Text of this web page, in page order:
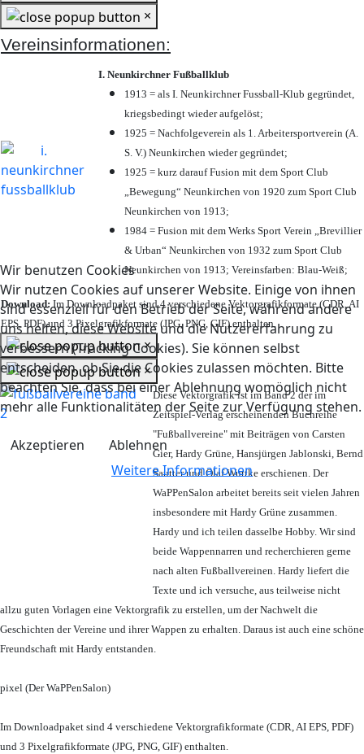
Wir benutzen Cookies
Wir nutzen Cookies auf unserer Website. Einige von ihnen
sind essenziell für den Betrieb der Seite, während andere
uns helfen, diese Website und die Nutzererfahrung zu
verbessern (Tracking Cookies). Sie können selbst
entscheiden, ob Sie die Cookies zulassen möchten. Bitte
beachten Sie, dass bei einer Ablehnung womöglich nicht
mehr alle Funktionalitäten der Seite zur Verfügung stehen.
Akzeptieren
Ablehnen
Weitere Informationen
×
Vereinsinformationen:
I. Neunkirchner Fußballklub
1913 = als I. Neunkirchner Fussball-Klub gegründet,
kriegsbedingt wieder aufgelöst;
1925 = Nachfolgeverein als 1. Arbeitersportverein (A.
S. V.) Neunkirchen wieder gegründet;
1925 = kurz darauf Fusion mit dem Sport Club
„Bewegung“ Neunkirchen von 1920 zum Sport Club
Neunkirchen von 1913;
1984 = Fusion mit dem Werks Sport Verein „Brevillier
& Urban“ Neunkirchen von 1932 zum Sport Club
Neunkirchen von 1913; Vereinsfarben: Blau-Weiß;
Download: Im Downloadpaket sind 4 verschiedene Vektorgrafikformate (CDR, AI
EPS, PDF) und 3 Pixelgrafikformate (JPG, PNG, GIF) enthalten.
×
×
Diese Vektorgrafik ist im Band 2 der im
Zeitspiel-Verlag erscheinenden Buchreihe
"Fußballvereine" mit Beiträgen von Carsten
Gier, Hardy Grüne, Hansjürgen Jablonski, Bernd
Sautter und Olaf Wuttke erschienen. Der
WaPPenSalon arbeitet bereits seit vielen Jahren
insbesondere mit Hardy Grüne zusammen.
Hardy und ich teilen dasselbe Hobby. Wir sind
beide Wappennarren und recherchieren gerne
nach alten Fußballvereinen. Hardy liefert die
Texte und ich versuche, aus teilweise nicht
allzu guten Vorlagen eine Vektorgrafik zu erstellen, um der Nachwelt die
Geschichten der Vereine und ihrer Wappen zu erhalten. Daraus ist auch eine schöne
Freundschaft mit Hardy entstanden.
pixel (Der WaPPenSalon)
Im Downloadpaket sind 4 verschiedene Vektorgrafikformate (CDR, AI EPS, PDF)
und 3 Pixelgrafikformate (JPG, PNG, GIF) enthalten.